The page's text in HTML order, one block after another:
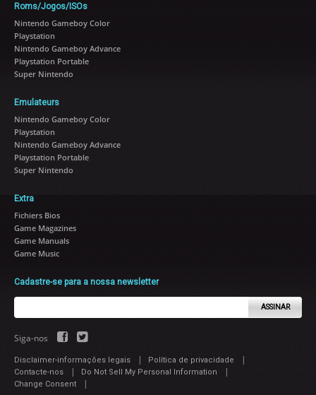
Roms/Jogos/ISOs
Nintendo Gameboy Color
Playstation
Nintendo Gameboy Advance
Playstation Portable
Super Nintendo
Emulateurs
Nintendo Gameboy Color
Playstation
Nintendo Gameboy Advance
Playstation Portable
Super Nintendo
Extra
Fichiers Bios
Game Magazines
Game Manuals
Game Music
Cadastre-se para a nossa newsletter
ASSINAR
Siga-nos
Disclaimer-informações legais | Política de privacidade |
Contacte-nos | Do Not Sell My Personal Information |
Change Consent |